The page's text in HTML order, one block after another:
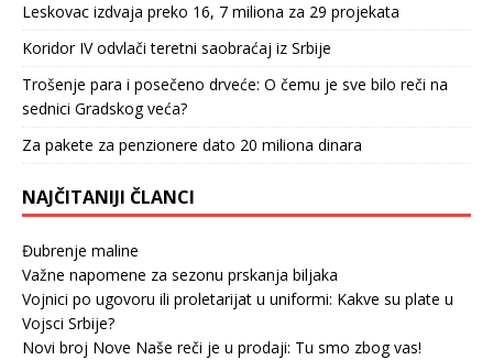
Leskovac izdvaja preko 16, 7 miliona za 29 projekata
Koridor IV odvlači teretni saobraćaj iz Srbije
Trošenje para i posečeno drveće: O čemu je sve bilo reči na
sednici Gradskog veća?
Za pakete za penzionere dato 20 miliona dinara
NAJČITANIJI ČLANCI
Đubrenje maline
Važne napomene za sezonu prskanja biljaka
Vojnici po ugovoru ili proletarijat u uniformi: Kakve su plate u
Vojsci Srbije?
Novi broj Nove Naše reči je u prodaji: Tu smo zbog vas!